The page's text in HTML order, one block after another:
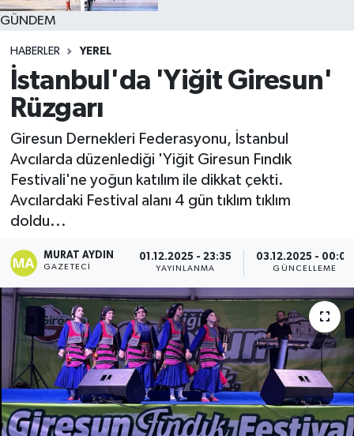
GÜNDEM
HABERLER YEREL
İstanbul'da 'Yiğit Giresun'
Rüzgarı
Giresun Dernekleri Federasyonu, İstanbul
Avcılarda düzenlediği 'Yiğit Giresun Fındık
Festivali'ne yoğun katılım ile dikkat çekti.
Avcılardaki Festival alanı 4 gün tıklım tıklım
doldu...
MURAT AYDIN
GAZETECI
01.12.2025 - 23:35
YAYINLANMA
03.12.2025 - 00:09
GÜNCELLEME